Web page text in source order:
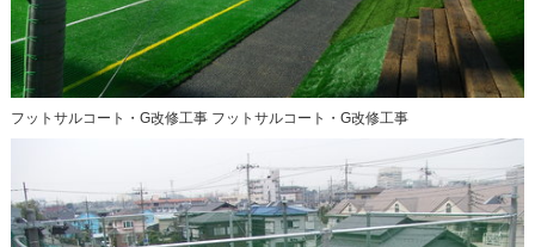
フットサルコート・G改修工事 フットサルコート・G改修工事